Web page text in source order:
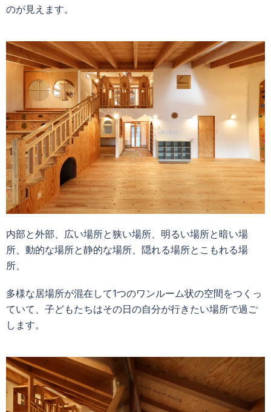
のが見えます。
内部と外部、広い場所と狭い場所、明るい場所と暗い場
所、動的な場所と静的な場所、隠れる場所とこもれる場
所、
多様な居場所が混在して1つのワンルーム状の空間をつくっ
ていて、子どもたちはその日の自分が行きたい場所で過ご
します。